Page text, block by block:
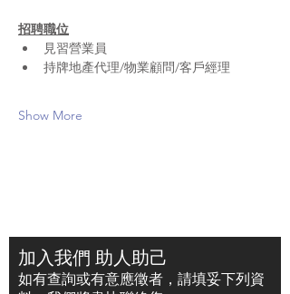
招聘職位
見習營業員
持牌地產代理/物業顧問/客戶經理
Show More
加入我們 助人助己
如有查詢或有意應徵者，請填妥下列資